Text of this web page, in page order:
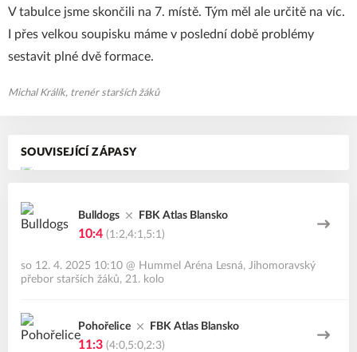
SOUVISEJÍCÍ ZÁPASY
Bulldogs FBK Atlas Blansko
10:4 (1:2,4:1,5:1)
so 12. 4. 2025 10:10 @ Hummel Aréna Lesná, Jihomoravský
přebor starších žáků, 21. kolo
Pohořelice FBK Atlas Blansko
11:3 (4:0,5:0,2:3)
V tabulce jsme skončili na 7. místě. Tým měl ale určitě na víc.
I přes velkou soupisku máme v poslední době problémy
sestavit plné dvě formace.
Michal Králík, trenér starších žáků